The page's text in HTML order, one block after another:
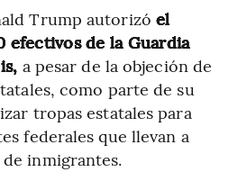
Trump autorizó el
efectivos de la Guardia
a pesar de la objeción de
como parte de su
tropas estatales para
federales que llevan a
inmigrantes.